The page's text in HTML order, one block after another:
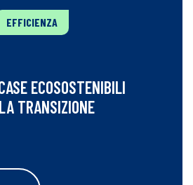
EFFICIENZA
ECOSOSTENIBILI
TRANSIZIONE